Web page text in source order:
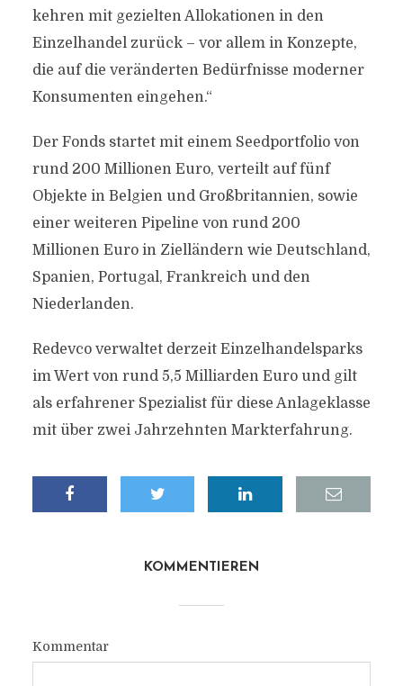
kehren mit gezielten Allokationen in den
Einzelhandel zurück – vor allem in Konzepte,
die auf die veränderten Bedürfnisse moderner
Konsumenten eingehen.“
Der Fonds startet mit einem Seedportfolio von
rund 200 Millionen Euro, verteilt auf fünf
Objekte in Belgien und Großbritannien, sowie
einer weiteren Pipeline von rund 200
Millionen Euro in Zielländern wie Deutschland,
Spanien, Portugal, Frankreich und den
Niederlanden.
Redevco verwaltet derzeit Einzelhandelsparks
im Wert von rund 5,5 Milliarden Euro und gilt
als erfahrener Spezialist für diese Anlageklasse
mit über zwei Jahrzehnten Markterfahrung.
KOMMENTIEREN
Kommentar